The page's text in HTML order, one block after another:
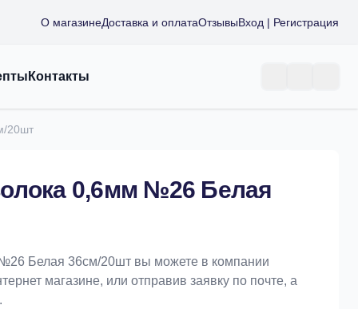
О магазинеДоставка и оплатаОтзывыВход | Регистрация
Контакты
20шт
0,6мм №26 Белая
Белая 36см/20шт вы можете в компании
магазине, или отправив заявку по почте, а